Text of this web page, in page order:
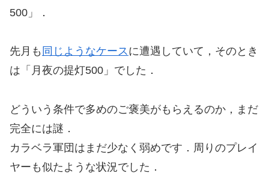
500」．
先月も 同じようなケースに遭遇していて，そのとき
は「月夜の提灯500」でした．
どういう条件で多めのご褒美がもらえるのか，まだ
完全には謎．
カラベラ軍団はまだ少なく弱めです．周りのプレイ
ヤーも似たような状況でした．